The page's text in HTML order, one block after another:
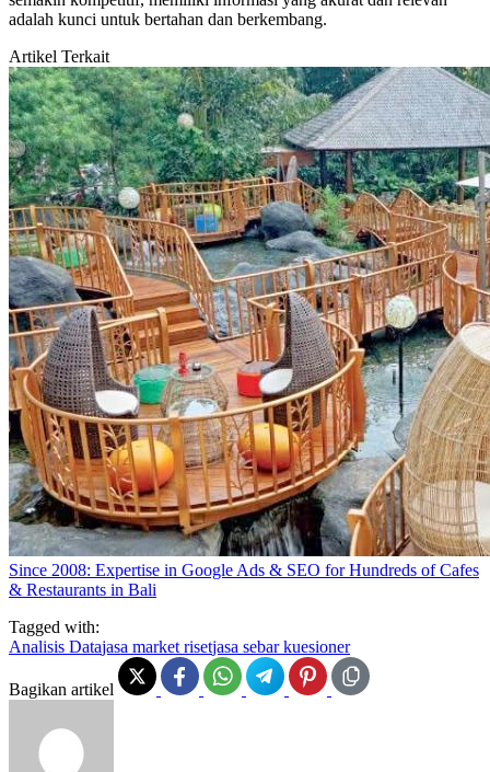
adalah kunci untuk bertahan dan berkembang.
Artikel Terkait
Since 2008: Expertise in Google Ads & SEO for Hundreds of Cafes
& Restaurants in Bali
Tagged with:
Analisis Datajasa market risetjasa sebar kuesioner
Bagikan artikel